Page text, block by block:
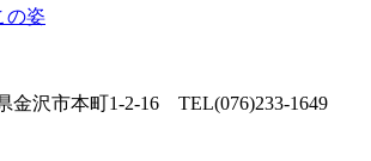
の姿
金沢市本町1-2-16 TEL(076)233-1649